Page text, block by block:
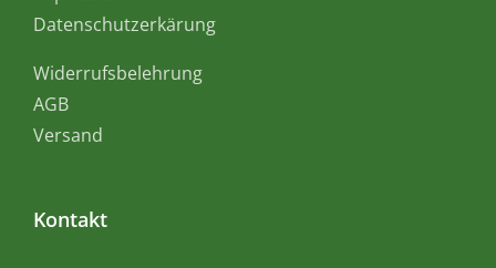
Datenschutzerkärung
Widerrufsbelehrung
AGB
Versand
Kontakt